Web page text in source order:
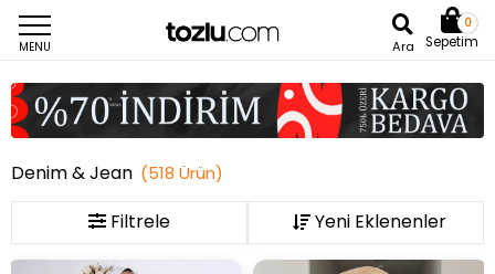
MENU Ara
0
Sepetim
Denim & Jean (518 Ürün)
Filtrele